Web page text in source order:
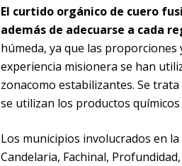
El curtido orgánico de cuero
además de adecuarse a cada
húmeda, ya que las
experiencia misionera se han
zonacomo estabilizantes. Se
se utilizan los productos
Los municipios involucrados en
Candelaria, Fachinal,